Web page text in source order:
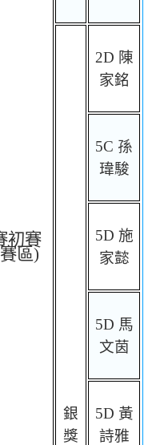
初賽
區)
銀
獎
2D 陳
家銘
5C 孫
瑋駿
5D 施
家懿
5D 馬
文茵
5D 黃
詩雅